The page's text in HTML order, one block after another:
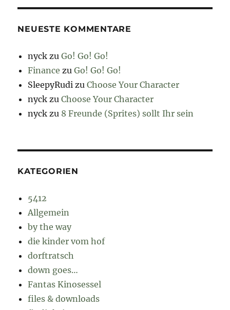
NEUESTE KOMMENTARE
nyck zuGo! Go! Go!
Finance zuGo! Go! Go!
SleepyRudi zuChoose Your Character
nyck zuChoose Your Character
nyck zu 8 Freunde (Sprites) sollt Ihr sein
KATEGORIEN
5412
Allgemein
by the way
die kinder vom hof
dorftratsch
down goes…
Fantas Kinosessel
files & downloads